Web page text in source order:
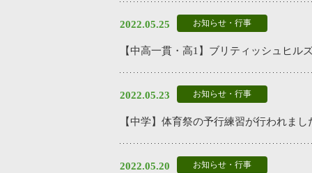
2022.05.25 お知らせ・行事
【中高一貫・高1】ブリティッシュヒル
2022.05.23 お知らせ・行事
【中学】体育祭の予行練習が行われまし
2022.05.20 お知らせ・行事